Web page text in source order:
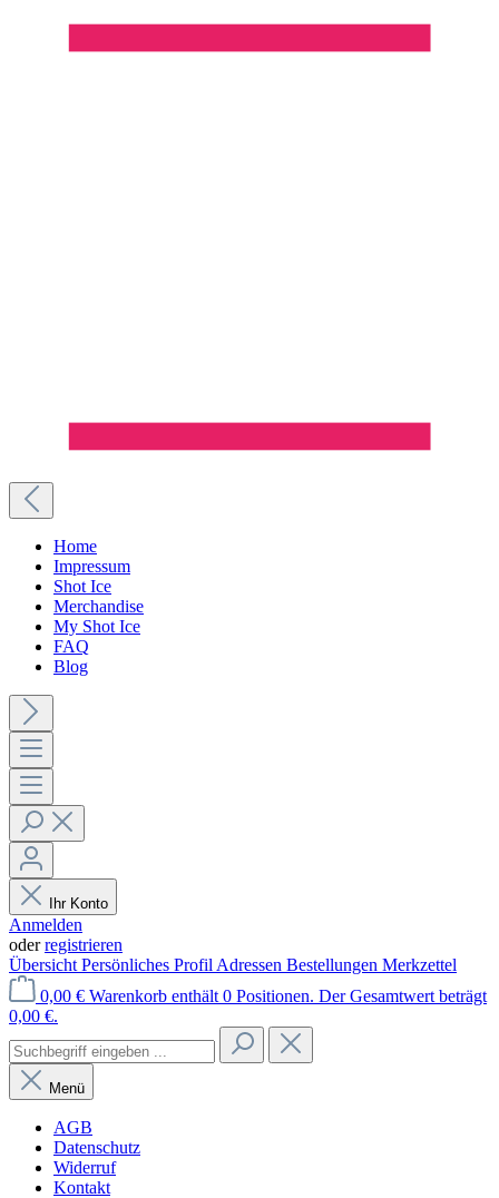
Home
Impressum
Shot Ice
Merchandise
My Shot Ice
FAQ
Blog
Ihr Konto
Anmelden
oderregistrieren
Übersicht Persönliches Profil Adressen Bestellungen Merkzettel
0,00 € Warenkorb enthält 0 Positionen. Der Gesamtwert beträgt
0,00 €.
Menü
AGB
Datenschutz
Widerruf
Kontakt